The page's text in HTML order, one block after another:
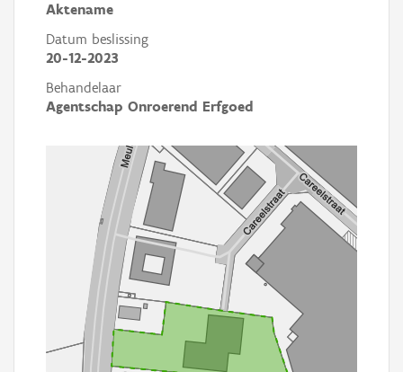
Aktename
Datum beslissing
20-12-2023
Behandelaar
Agentschap Onroerend Erfgoed